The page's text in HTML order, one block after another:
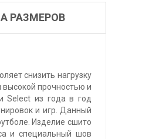
РАЗМЕРОВ
снизить нагрузку
высокой прочностью и
Select из года в год
и игр. Данный
Изделие сшито
и специальный шов